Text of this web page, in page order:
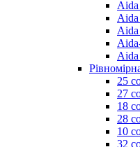
25
27
18
28
10
32